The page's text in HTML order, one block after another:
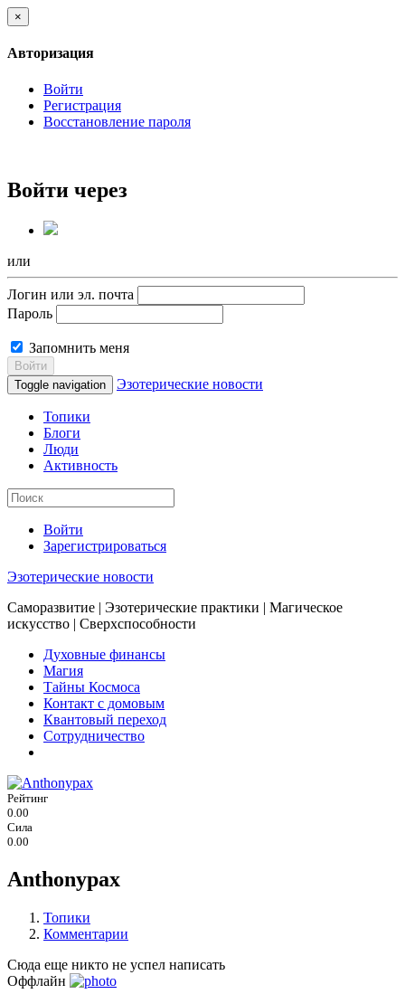
×
Авторизация
Войти
Регистрация
Восстановление пароля
Войти через
или
Логин или эл. почта
Пароль
Запомнить меня
Войти
Toggle navigation
Эзотерические новости
Топики
Блоги
Люди
Активность
Войти
Зарегистрироваться
Эзотерические новости
Саморазвитие | Эзотерические практики | Магическое
искусство | Сверхспособности
Духовные финансы
Магия
Тайны Космоса
Контакт с домовым
Квантовый переход
Сотрудничество
Рейтинг
0.00
Сила
0.00
Anthonypax
Топики
Комментарии
Сюда еще никто не успел написать
Оффлайн